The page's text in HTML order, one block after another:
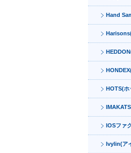
Hand
HOTS(ホ
IOSファ
Ivylin(ア